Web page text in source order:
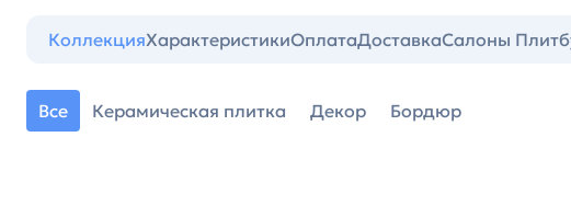
КоллекцияХарактеристикиОплатаДоставкаСалоны
Все Керамическая плитка Декор Бордюр